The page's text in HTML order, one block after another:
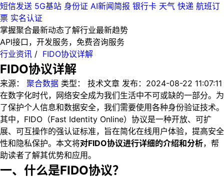
短信发送 5G基站 身份证 AI新闻简报 银行卡 天气 快递 航班订
票 实名认证
掌握聚合最新动态了解行业最新趋势
API接口，开发服务，免费咨询服务
行业资讯 / FIDO协议详解
FIDO协议详解
来源： 聚合数据 类型： 技术文章 发布： 2024-08-22 11:07:11
在数字化时代，网络安全成为我们生活中不可或缺的一部分。为
了保护个人信息和数据安全，我们需要使用各种身份验证技术。
其中，FIDO（Fast Identity Online）协议是一种开放、可扩
展、可互操作的强认证标准，旨在简化在线用户体验，提高安全
性和隐私保护。本文将对FIDO协议进行详细的介绍和分析，帮
助读者了解其优势和应用。
一、什么是FIDO协议？